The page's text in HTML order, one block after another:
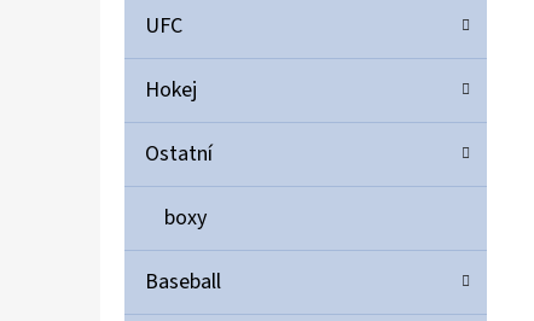
UFC
Hokej
Ostatní
boxy
Baseball